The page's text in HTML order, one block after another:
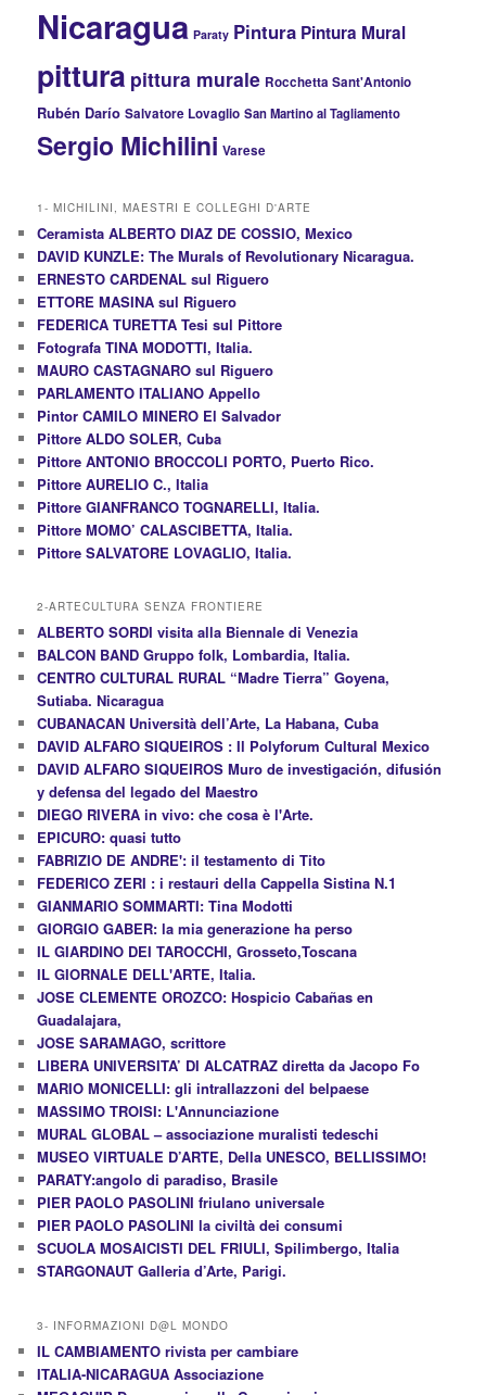
Nicaragua Paraty Pintura Pintura Mural
pittura pittura murale Rocchetta Sant'Antonio
Rubén Darío Salvatore Lovaglio San Martino al Tagliamento
Sergio Michilini Varese
1- MICHILINI, MAESTRI E COLLEGHI D'ARTE
Ceramista ALBERTO DIAZ DE COSSIO, Mexico
DAVID KUNZLE: The Murals of Revolutionary Nicaragua.
ERNESTO CARDENAL sul Riguero
ETTORE MASINA sul Riguero
FEDERICA TURETTA Tesi sul Pittore
Fotografa TINA MODOTTI, Italia.
MAURO CASTAGNARO sul Riguero
PARLAMENTO ITALIANO Appello
Pintor CAMILO MINERO El Salvador
Pittore ALDO SOLER, Cuba
Pittore ANTONIO BROCCOLI PORTO, Puerto Rico.
Pittore AURELIO C., Italia
Pittore GIANFRANCO TOGNARELLI, Italia.
Pittore MOMO’ CALASCIBETTA, Italia.
Pittore SALVATORE LOVAGLIO, Italia.
2-ARTECULTURA SENZA FRONTIERE
ALBERTO SORDI visita alla Biennale di Venezia
BALCON BAND Gruppo folk, Lombardia, Italia.
CENTRO CULTURAL RURAL “Madre Tierra” Goyena,
Sutiaba. Nicaragua
CUBANACAN Università dell’Arte, La Habana, Cuba
DAVID ALFARO SIQUEIROS : Il Polyforum Cultural Mexico
DAVID ALFARO SIQUEIROS Muro de investigación, difusión
y defensa del legado del Maestro
DIEGO RIVERA in vivo: che cosa è l'Arte.
EPICURO: quasi tutto
FABRIZIO DE ANDRE': il testamento di Tito
FEDERICO ZERI : i restauri della Cappella Sistina N.1
GIANMARIO SOMMARTI: Tina Modotti
GIORGIO GABER: la mia generazione ha perso
IL GIARDINO DEI TAROCCHI, Grosseto,Toscana
IL GIORNALE DELL'ARTE, Italia.
JOSE CLEMENTE OROZCO: Hospicio Cabañas en
Guadalajara,
JOSE SARAMAGO, scrittore
LIBERA UNIVERSITA’ DI ALCATRAZ diretta da Jacopo Fo
MARIO MONICELLI: gli intrallazzoni del belpaese
MASSIMO TROISI: L'Annunciazione
MURAL GLOBAL – associazione muralisti tedeschi
MUSEO VIRTUALE D’ARTE, Della UNESCO, BELLISSIMO!
PARATY:angolo di paradiso, Brasile
PIER PAOLO PASOLINI friulano universale
PIER PAOLO PASOLINI la civiltà dei consumi
SCUOLA MOSAICISTI DEL FRIULI, Spilimbergo, Italia
STARGONAUT Galleria d’Arte, Parigi.
3- INFORMAZIONI D@L MONDO
IL CAMBIAMENTO rivista per cambiare
ITALIA-NICARAGUA Associazione